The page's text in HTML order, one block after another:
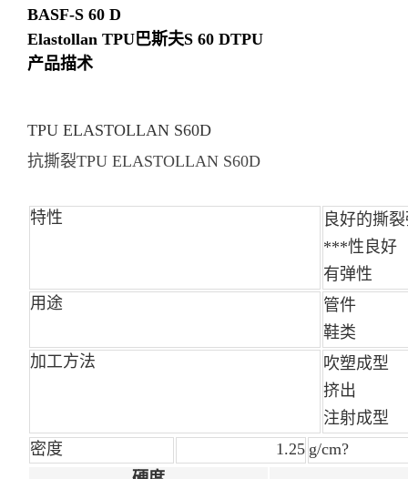
BASF-S 60 D
Elastollan TPU巴斯夫S 60 DTPU
产品描术
TPU ELASTOLLAN S60D
抗撕裂TPU ELASTOLLAN S60D
特性
良好的撕
***性良好
有弹性
用途
管件
鞋类
加工方法
吹塑成型
挤出
注射成型
密度
1.25 g/cm?